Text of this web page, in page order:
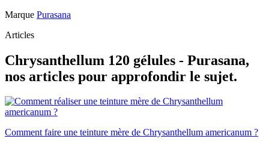
Marque Purasana
Articles
Chrysanthellum 120 gélules - Purasana,
nos articles pour approfondir le sujet.
Comment faire une teinture mère de Chrysanthellum americanum ?